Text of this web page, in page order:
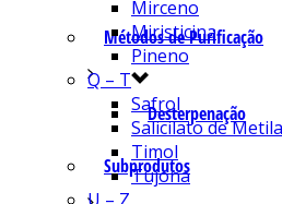
Métodos de Purificação
Desterpenação
Subprodutos
Mirceno
Miristicina
Pineno
Q – T
Safrol
Salicilato de Metila
Timol
Tujona